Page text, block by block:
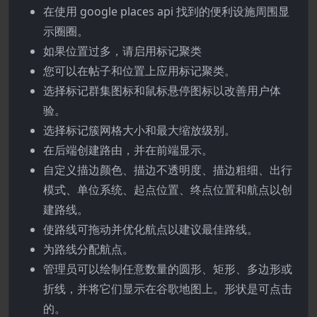
在使用 google places api 找到的便利设施周围显
示圈圈。
如果位置过多，请启用标记聚类
您可以在帖子和位置上应用标记聚类。
选择标记群集图标和鼠标悬停图标以改善用户体
验。
选择标记簇网格大小和最大缩放级别。
在后端创建路由，并在前端显示。
自定义描边颜色、描边不透明度、描边粗细、出行
模式、单位系统、起点位置、终点位置和航点以创
建路线。
使路线可拖动并优化航点以建议最佳路线。
为路线分配航点。
管理员可以绘制任意数量的圆形、矩形、多边形或
折线，并将它们显示在谷歌地图上。形状是可点击
的。